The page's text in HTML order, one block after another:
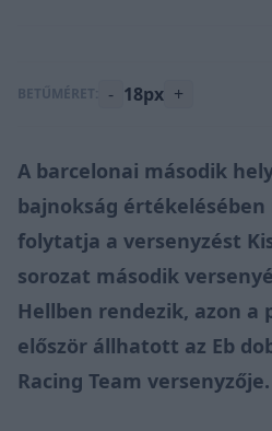
BETŰMÉRET: - 18px +
A barcelonai második
bajnokság értékelésében
folytatja a versenyzést
sorozat második
Hellben rendezik, azon a
először állhatott az Eb
Racing Team versenyzője.